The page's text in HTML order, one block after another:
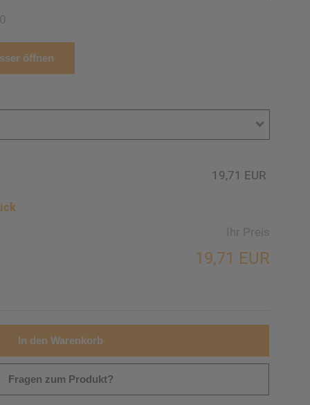
öffnen
19,71 EUR
Ihr Preis
19,71 EUR
In den Warenkorb
Fragen zum Produkt?